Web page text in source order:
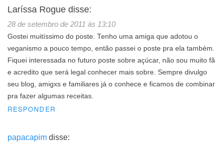
Laríssa Rogue disse:
28 de setembro de 2011 às 13:10
Gostei muitíssimo do poste. Tenho uma amiga que adotou o
veganismo a pouco tempo, então passei o poste pra ela também.
Fiquei interessada no futuro poste sobre açúcar, não sou muito fã
e acredito que será legal conhecer mais sobre. Sempre divulgo
seu blog, amigxs e familiares já o conhece e ficamos de combinar
pra fazer algumas receitas.
RESPONDER
papacapim disse: